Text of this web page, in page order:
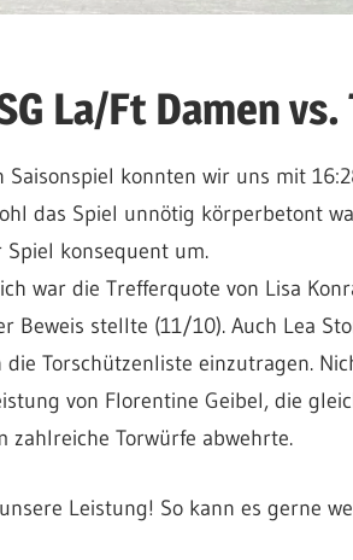
La/Ft Damen
Saisonspiel konnten wir uns mit
das Spiel unnötig körperbetont
konsequent um.
war die Trefferquote von Lisa
Beweis stellte (11/10). Auch Lea
die Torschützenliste einzutragen.
von Florentine Geibel, die
zahlreiche Torwürfe abwehrte.
Leistung! So kann es gerne